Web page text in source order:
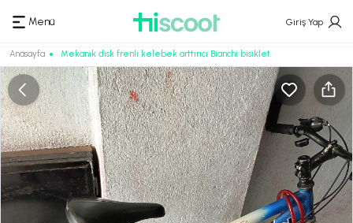
Menü Giriş Yap
Anasayfa Mekanik disk frenli kelebek arttırıcı Bianchi bisiklet.